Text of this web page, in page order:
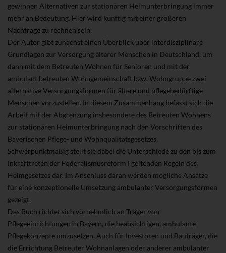
gewinnen Alternativen zur stationären Heimunterbringung immer
mehr an Bedeutung. Hier wird künftig mit einer größeren
Nachfrage zu rechnen sein.
Der Autor gibt zunächst einen Überblick über interdisziplinäre
Grundlagen zur Versorgung älterer Menschen in Deutschland, um
dann mit dem Betreuten Wohnen für Senioren und mit der
ambulant betreuten Wohngemeinschaft bzw. Wohngruppe zwei
alternative Versorgungsformen für ältere und pflegebedürftige
Menschen vorzustellen. In diesem Zusammenhang befasst sich die
Arbeit mit der Abgrenzung insbesondere des Betreuten Wohnens
zur stationären Heimunterbringung nach den Vorschriften des
Bayerischen Pflege- und Wohnqualitätsgesetzes.
Schwerpunktmäßig stellt sie dabei die Unterschiede zu den bis zum
Inkrafttreten der Föderalismusreform I geltenden Regeln des
Heimgesetzes dar. Im Anschluss daran werden mögliche Ansätze
für eine konzeptionelle Umsetzung ambulanter Versorgungsformen
gezeigt.
Das Buch richtet sich vornehmlich an Träger von
Pflegeeinrichtungen in Bayern, die beabsichtigen, ambulante
Pflegekonzepte umzusetzen. Auch für Investoren und Bauträger, die
die Errichtung Betreuter Wohnanlagen oder anderer ambulanter